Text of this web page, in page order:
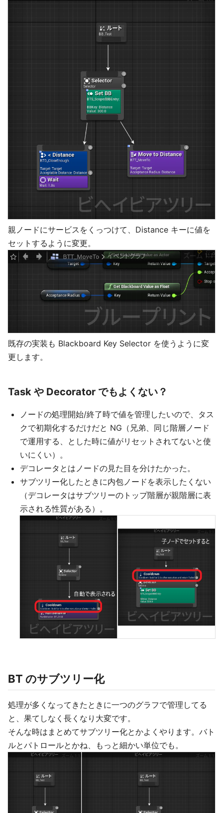
親ノードにサービスをくっつけて、Distance キーに値を
セットするように変更。
既存の実装も Blackboard Key Selector を使うように変
更します。
Task や Decorator でもよくない？
ノードの処理開始/終了時で値を管理したいので、タス
クで初期化するだけだと NG（兄弟、同じ階層ノード
で運用する、とした時に値がリセットされてないと使
いにくい）。
デコレータとはノードの見た目を分けたかった。
サブツリー化したときに内包ノードを表示したくない
（デコレータはサブツリーのトップ階層が親階層に表
示される性質がある）。
BT のサブツリー化
処理が多くなってきたときに一つのグラフで管理してる
と、果てしなく長くなり大変です。
そんな時はまとめてサブツリー化とかよくやります。バト
ルとパトロールとかね、もっと細かい単位でも。